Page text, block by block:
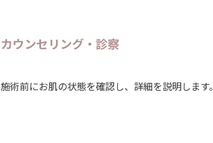
カウンセリング・診察
施術前にお肌の状態を確認し、詳細を説明します。